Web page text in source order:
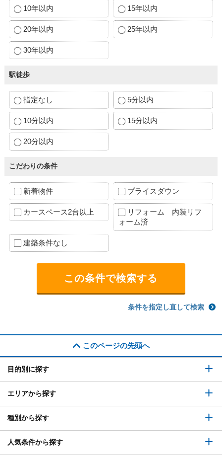
10年以内 15年以内
20年以内 25年以内
30年以内
駅徒歩
指定なし 5分以内
10分以内 15分以内
20分以内
こだわりの条件
新着物件 プライスダウン
カースペース2台以上
リフォーム 内装リフ
ォーム済
建築条件なし
条件を指定し直して検索
このページの先頭へ
目的別に探す
エリアから探す
種別から探す
人気条件から探す